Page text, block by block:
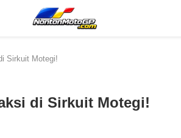
Sirkuit Motegi!
di Sirkuit Motegi!